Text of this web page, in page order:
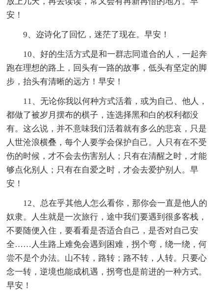
安！
9、迩诗化了回忆，迷茫了现在。早安！
10、好的生活方式是和一群志同道合的人，一起奔
跑在理想的路上，回头有一路的故事，低头有坚定的脚
步，抬头有清晰的远方！早安！
11、无论你我以何种方式活着，或为自己、他人，
都做了被岁月摆布的棋子，连选择黑和白的权利都没
有。这么说，并不意味我们活着就有多么的悲哀，只是
人世沧浪横叠，每个人要学会保护自己。人只有在不受
伤的时候，才不会去伤害别人；只有在清醒之时，才能
够点化别人；只有在自爱之时，才会去爱护别人。早
安！
12、总在乎其他人怎么看你，那你会一直是他人的
奴隶。人生就是一次旅行，途中我们要遇到很多客栈，
不要随便入住，要看看是否适合自己，是否对自己安
全……人生路上难免会遇到困难，拐个弯，绕一绕，何
尝不是个办法。山不转，路转；路不转，人转。只要心
念一转，逆境也能成机遇，拐弯也是前进的一种方式。
早安！